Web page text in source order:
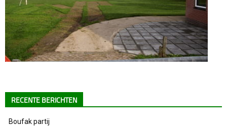
RECENTE BERICHTEN
Boufak partij